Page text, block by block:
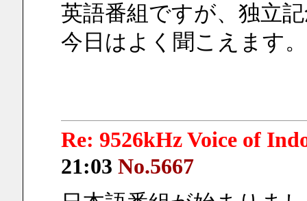
英語番組ですが、独立
今日はよく聞こえます。
Re: 9526kHz Voice of
21:03 No.5667